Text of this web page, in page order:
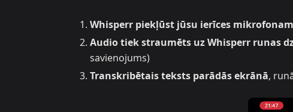
Whisperr piekļūst jūsu ierīces mikrofonam
Audio tiek straumēts uz Whisperr runas
savienojums)
Transkribētais teksts parādās ekrānā,